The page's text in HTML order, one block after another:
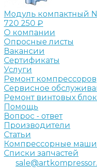
Модуль компактный
720 250 ₽
О компании
Опросные листы
Вакансии
Сертификаты
Услуги
Ремонт компрессоров
Сервисное
Ремонт винтовых
Помощь
Вопрос - ответ
Производители
Статьи
Компрессорные
Списки запчастей